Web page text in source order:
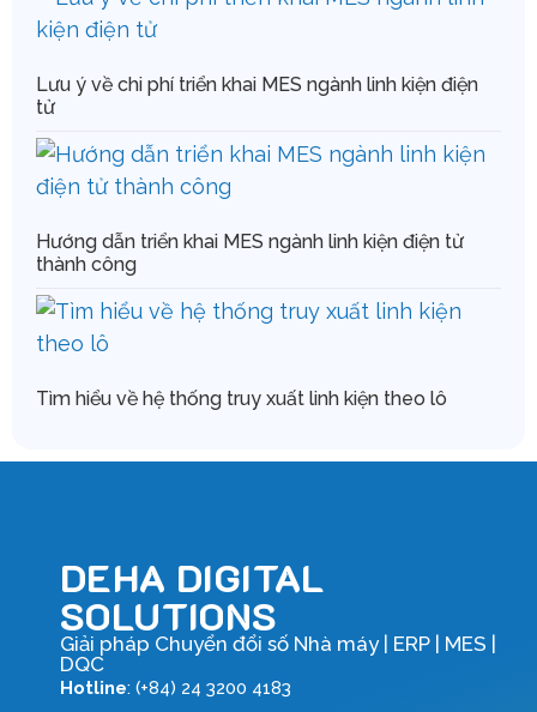
Lưu ý về chi phí triển khai MES ngành linh kiện điện
tử
Hướng dẫn triển khai MES ngành linh kiện điện tử
thành công
Tìm hiểu về hệ thống truy xuất linh kiện theo lô
DEHA DIGITAL
SOLUTIONS
Giải pháp Chuyển đổi số Nhà máy | ERP | MES |
DQC
Hotline: (+84) 24 3200 4183